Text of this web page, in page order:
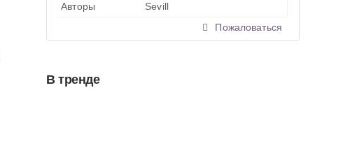
Авторы
Sevill
Пожаловаться
В тренде